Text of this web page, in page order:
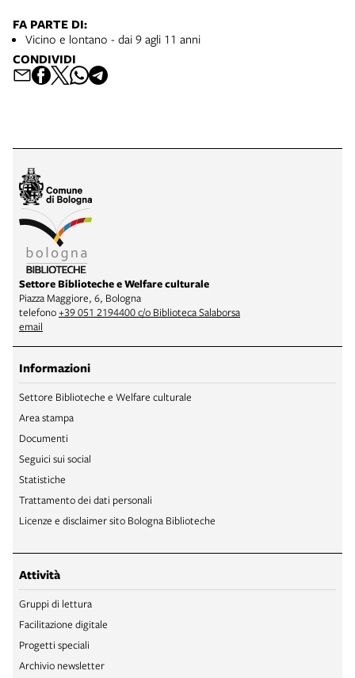
FA PARTE DI:
Vicino e lontano - dai 9 agli 11 anni
CONDIVIDI
Settore Biblioteche e Welfare culturale
Piazza Maggiore, 6, Bologna
telefono+39 051 2194400 c/o Biblioteca Salaborsa
email
Informazioni
Settore Biblioteche e Welfare culturale
Area stampa
Documenti
Seguici sui social
Statistiche
Trattamento dei dati personali
Licenze e disclaimer sito Bologna Biblioteche
Attività
Gruppi di lettura
Facilitazione digitale
Progetti speciali
Archivio newsletter